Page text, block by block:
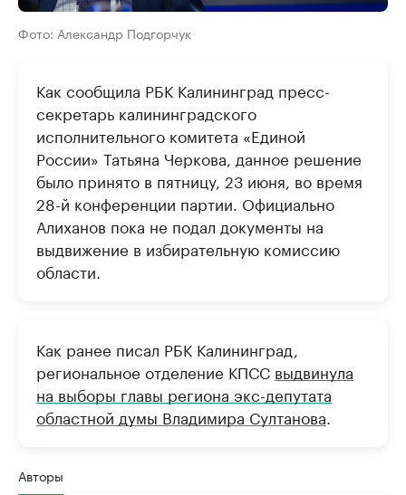
Фото: Александр Подгорчук
Как сообщила РБК Калининград пресс-
секретарь калининградского
исполнительного комитета «Единой
России» Татьяна Черкова, данное решение
было принято в пятницу, 23 июня, во время
28-й конференции партии. Официально
Алиханов пока не подал документы на
выдвижение в избирательную комиссию
области.
Как ранее писал РБК Калининград,
региональное отделение КПСС выдвинула
на выборы главы региона экс-депутата
областной думы Владимира Султанова
Авторы